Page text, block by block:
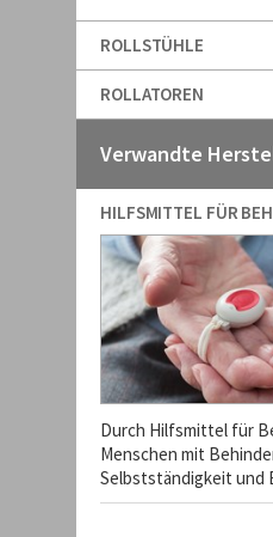
ROLLSTÜHLE
ROLLATOREN
Verwandte
HILFSMITTEL FÜR
Durch Hilfsmittel für
Menschen mit
Selbstständigkeit und